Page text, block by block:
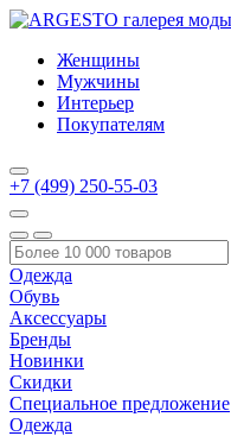
Женщины
Мужчины
Интерьер
Покупателям
+7 (499) 250-55-03
Одежда
Обувь
Аксессуары
Бренды
Новинки
Скидки
Специальное предложение
Одежда